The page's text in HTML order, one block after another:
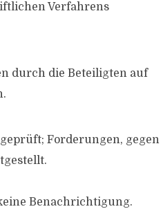
Verfahrens
durch die Beteiligten auf
Forderungen, gegen
Benachrichtigung.